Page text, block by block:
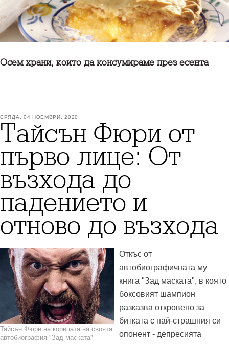
Осем храни, които да консумираме през есента
СРЯДА, 04 НОЕМВРИ, 2020
Тайсън Фюри от
първо лице: От
възхода до
падението и
отново до възхода
Тайсън Фюри на корицата на своята
автобиография "Зад маската"
Откъс от
автобиографичната му
книга "Зад маската", в която
боксовият шампион
разказва откровено за
битката с най-страшния си
опонент - депресията